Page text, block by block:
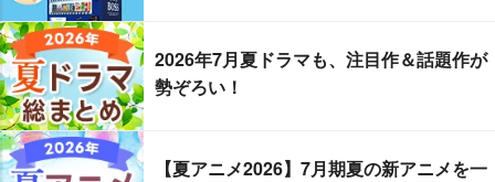
2026年7月夏ドラマも、注目作＆話題作が
勢ぞろい！
【夏アニメ2026】7月期夏の新アニメを一